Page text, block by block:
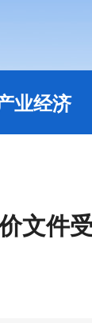
业经济
文件